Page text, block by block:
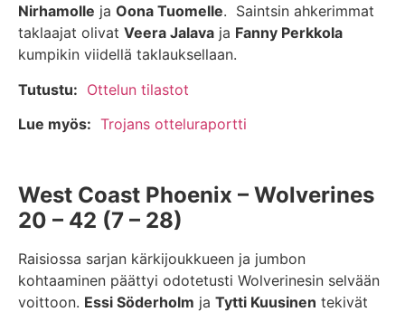
Nirhamolle ja Oona Tuomelle. Saintsin ahkerimmat
taklaajat olivat Veera Jalava ja Fanny Perkkola
kumpikin viidellä taklauksellaan.
Tutustu: Ottelun tilastot
Lue myös: Trojans otteluraportti
West Coast Phoenix – Wolverines
20 – 42 (7 – 28)
Raisiossa sarjan kärkijoukkueen ja jumbon
kohtaaminen päättyi odotetusti Wolverinesin selvään
voittoon. Essi Söderholm ja Tytti Kuusinen tekivät